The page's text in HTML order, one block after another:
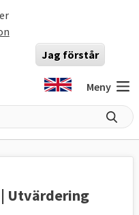
Jag förstår
Meny
Utvärdering